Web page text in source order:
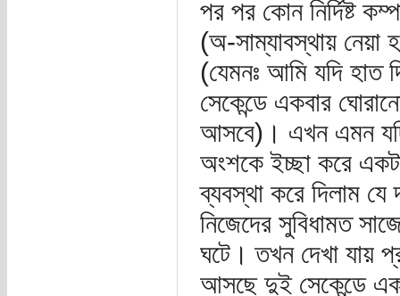
পর পর কোন নির্দিষ্ট
(অ-সাম্যাবস্থায় নেয়া
(যেমনঃ আমি যদি হাত
সেকেন্ডে একবার
আসবে)। এখন এমন
অংশকে ইচ্ছা করে
ব্যবস্থা করে দিলাম যে
নিজেদের সুবিধামত
ঘটে। তখন দেখা যায়
আসছে দুই সেকেন্ডে